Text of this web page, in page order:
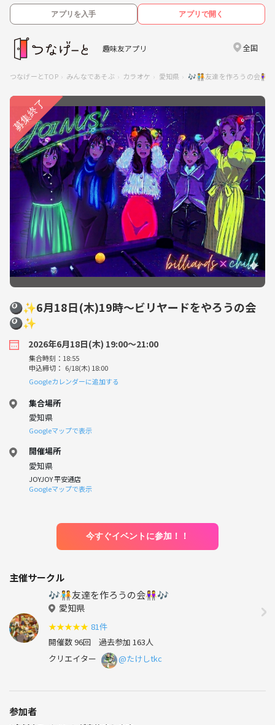
アプリを入手 アプリで開く
趣味友アプリ 全国
つなげーとTOP みんなであそぶ カラオケ 愛知県 🎶🧑‍🤝‍🧑友達を作ろうの会
🎱✨6月18日(木)19時〜ビリヤードをやろうの会
🎱✨
2026年6月18日(木) 19:00〜21:00
集合時刻：18:55
申込締切： 6/18(木) 18:00
Googleカレンダーに追加する
集合場所
愛知県
Googleマップで表示
開催場所
愛知県
JOYJOY 平安通店
Googleマップで表示
今すぐイベントに参加！！
主催サークル
🎶🧑‍🤝‍🧑友達を作ろうの会👭🎶
愛知県
★★★★★ 81件
開催数 96回 過去参加 163人
クリエイター
@たけしtkc
参加者